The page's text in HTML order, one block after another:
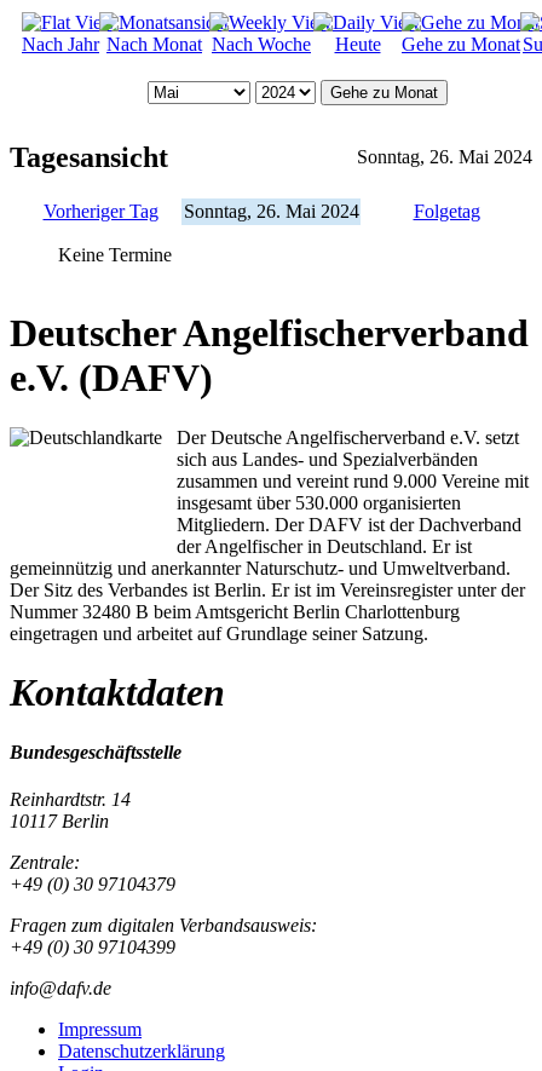
Nach Jahr Nach Monat Nach Woche Heute Gehe zu Monat
Gehe zu Monat
Tagesansicht Sonntag, 26. Mai 2024
Vorheriger Tag Sonntag, 26. Mai 2024 Folgetag
Keine Termine
Deutscher Angelfischerverband
e.V. (DAFV)
Der Deutsche Angelfischerverband e.V. setzt
sich aus Landes- und Spezialverbänden
zusammen und vereint rund 9.000 Vereine mit
insgesamt über 530.000 organisierten
Mitgliedern. Der DAFV ist der Dachverband
der Angelfischer in Deutschland. Er ist
gemeinnützig und anerkannter Naturschutz- und Umweltverband.
Der Sitz des Verbandes ist Berlin. Er ist im Vereinsregister unter der
Nummer 32480 B beim Amtsgericht Berlin Charlottenburg
eingetragen und arbeitet auf Grundlage seiner Satzung.
Kontaktdaten
Bundesgeschäftsstelle
Reinhardtstr. 14
10117 Berlin
Zentrale:
+49 (0) 30 97104379
Fragen zum digitalen Verbandsausweis:
+49 (0) 30 97104399
info@dafv.de
Impressum
Datenschutzerklärung